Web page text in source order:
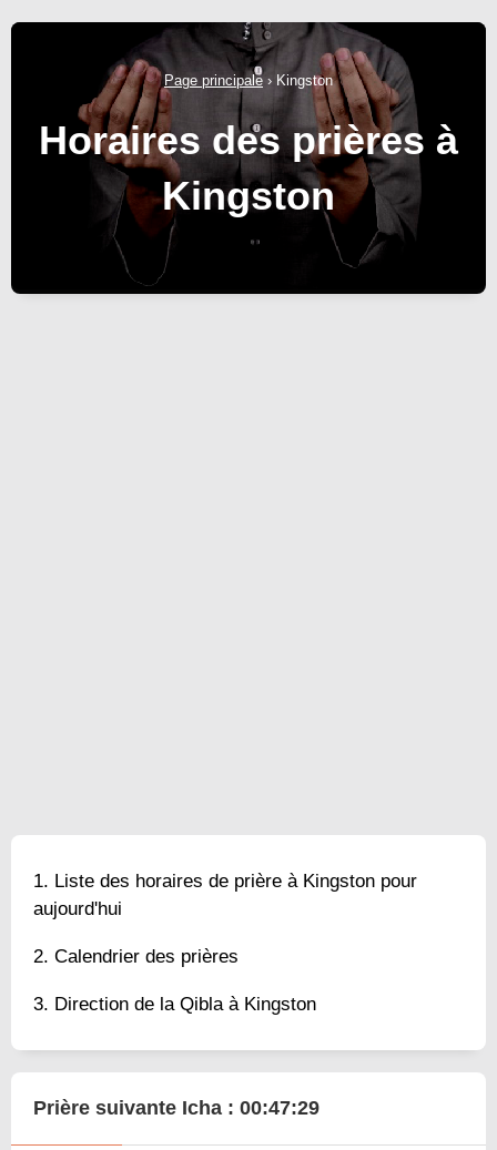
Page principale › Kingston
Horaires des prières à
Kingston
Liste des horaires de prière à Kingston pour
aujourd'hui
Calendrier des prières
Direction de la Qibla à Kingston
Prière suivante Icha : 00:47:28